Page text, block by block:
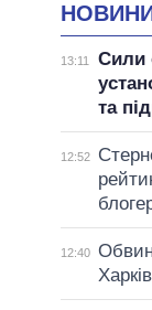
13:11
Сили
та
12:52
12:40